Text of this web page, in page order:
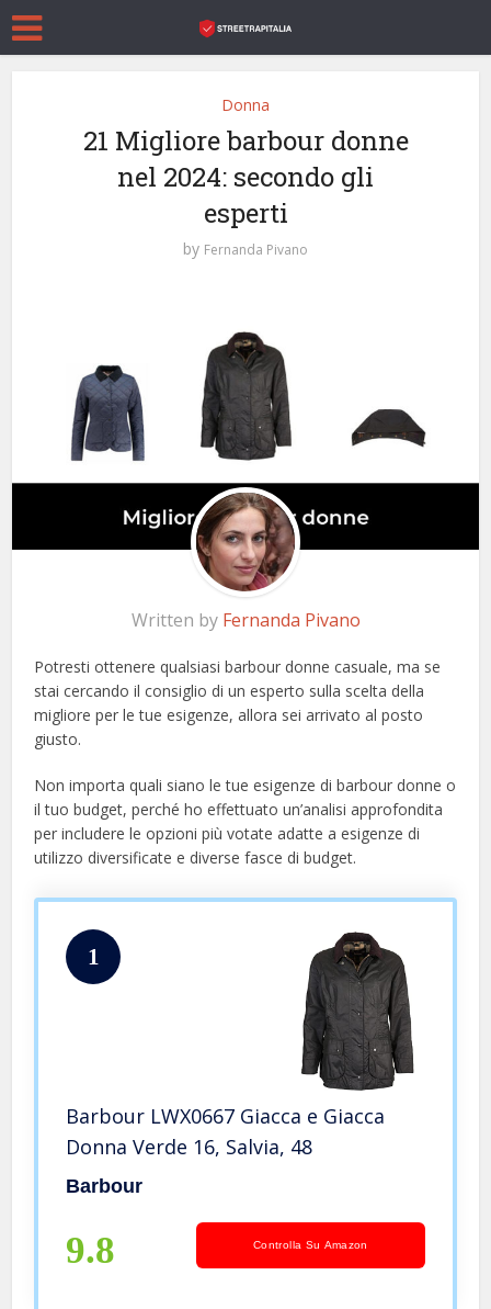
Donna
21 Migliore barbour donne
nel 2024: secondo gli
esperti
by Fernanda Pivano
Written by Fernanda Pivano
Potresti ottenere qualsiasi barbour donne casuale, ma se
stai cercando il consiglio di un esperto sulla scelta della
migliore per le tue esigenze, allora sei arrivato al posto
giusto.
Non importa quali siano le tue esigenze di barbour donne o
il tuo budget, perché ho effettuato un’analisi approfondita
per includere le opzioni più votate adatte a esigenze di
utilizzo diversificate e diverse fasce di budget.
1
Barbour LWX0667 Giacca e Giacca
Donna Verde 16, Salvia, 48
Barbour
9.8 Controlla Su Amazon